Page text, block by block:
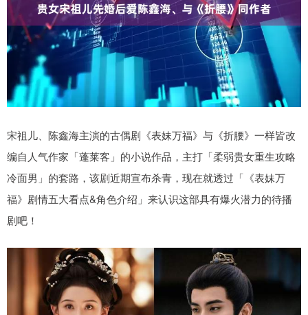
宋祖儿、陈鑫海主演的古偶剧《表妹万福》与《折腰》一样皆改
编自人气作家「蓬莱客」的小说作品，主打「柔弱贵女重生攻略
冷面男」的套路，该剧近期宣布杀青，现在就透过「《表妹万
福》剧情五大看点&角色介绍」来认识这部具有爆火潜力的待播
剧吧！